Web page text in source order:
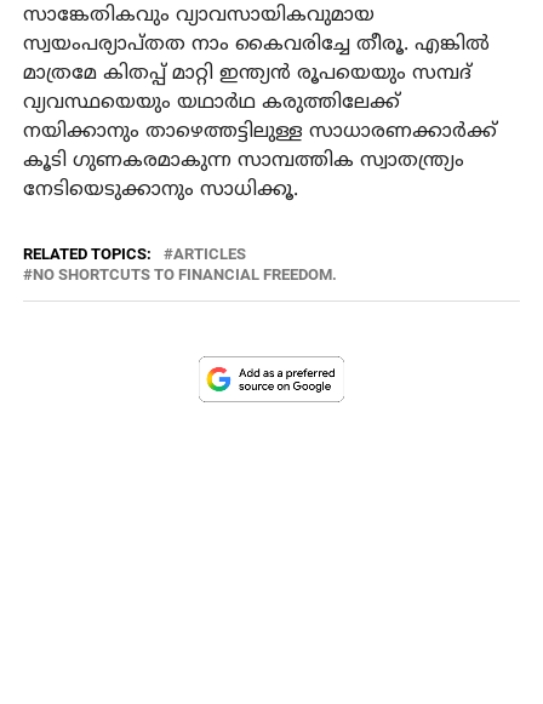
സാങ്കേതികവും വ്യാവസായികവുമായ
സ്വയംപര്യാപ്തത നാം കൈവരിച്ചേ തീരൂ. എങ്കില്‍
മാത്രമേ കിതപ്പ് മാറ്റി ഇന്ത്യന്‍ രൂപയെയും സമ്പദ്
വ്യവസ്ഥയെയും യഥാര്‍ഥ കരുത്തിലേക്ക്
നയിക്കാനും താഴെത്തട്ടിലുള്ള സാധാരണക്കാര്‍ക്ക്
കൂടി ഗുണകരമാകുന്ന സാമ്പത്തിക സ്വാതന്ത്ര്യം
നേടിയെടുക്കാനും സാധിക്കൂ.
RELATED TOPICS:
ARTICLES
NO SHORTCUTS TO FINANCIAL FREEDOM.